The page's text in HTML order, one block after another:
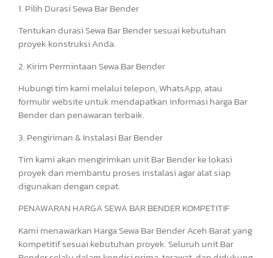
1. Pilih Durasi Sewa Bar Bender
Tentukan durasi Sewa Bar Bender sesuai kebutuhan
proyek konstruksi Anda.
2. Kirim Permintaan Sewa Bar Bender
Hubungi tim kami melalui telepon, WhatsApp, atau
formulir website untuk mendapatkan informasi harga Bar
Bender dan penawaran terbaik.
3. Pengiriman & Instalasi Bar Bender
Tim kami akan mengirimkan unit Bar Bender ke lokasi
proyek dan membantu proses instalasi agar alat siap
digunakan dengan cepat.
PENAWARAN HARGA SEWA BAR BENDER KOMPETITIF
Kami menawarkan Harga Sewa Bar Bender Aceh Barat yang
kompetitif sesuai kebutuhan proyek. Seluruh unit Bar